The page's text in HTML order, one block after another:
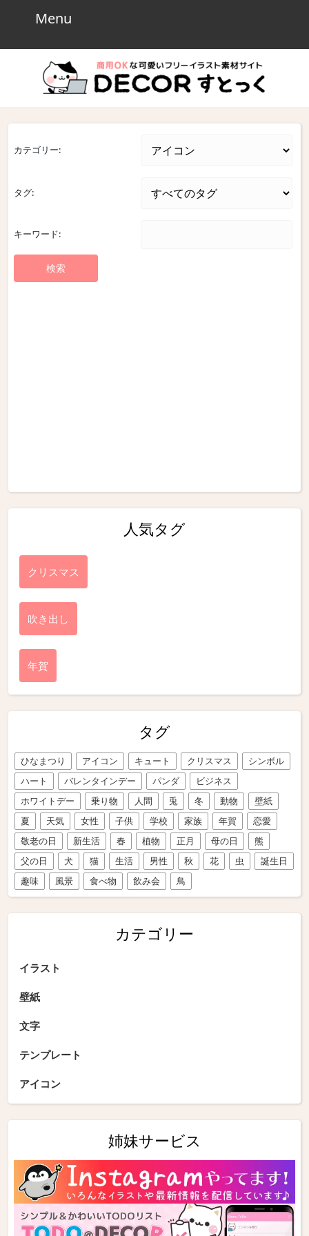
Menu
カテゴリー:
タグ:
キーワード:
人気タグ
クリスマス
吹き出し
年賀
タグ
ひなまつり アイコン キュート クリスマス
シンボル
ハート
バレンタインデー パンダ
ビジネス
ホワイトデー
乗り物 人間 兎 冬 動物
壁紙
夏
天気 女性 子供 学校 家族 年賀
恋愛
敬老の日
新生活 春 植物 正月 母の日
熊
父の日
犬 猫 生活 男性 秋 花 虫
誕生日
趣味
風景 食べ物 飲み会 鳥
カテゴリー
イラスト
壁紙
文字
テンプレート
アイコン
姉妹サービス